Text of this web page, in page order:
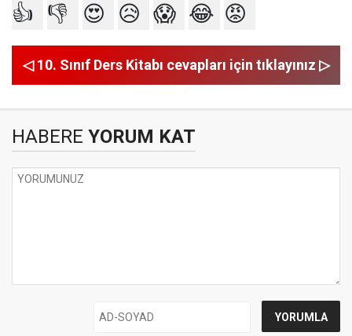
👍 👎 😍 😥 😱 😂 😡
◁ 10. Sınıf Ders Kitabı cevapları için tıklayınız ▷
HABERE YORUM KAT